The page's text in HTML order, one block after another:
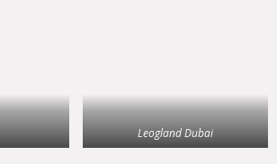
Leogland Dubai